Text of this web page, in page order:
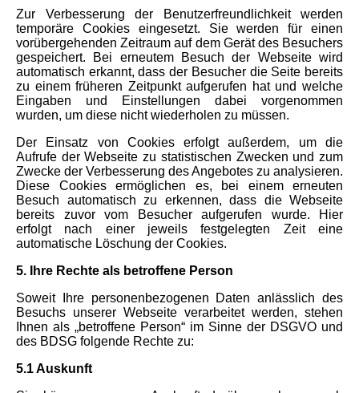
Zur Verbesserung der Benutzerfreundlichkeit werden
temporäre Cookies eingesetzt. Sie werden für einen
vorübergehenden Zeitraum auf dem Gerät des Besuchers
gespeichert. Bei erneutem Besuch der Webseite wird
automatisch erkannt, dass der Besucher die Seite bereits
zu einem früheren Zeitpunkt aufgerufen hat und welche
Eingaben und Einstellungen dabei vorgenommen
wurden, um diese nicht wiederholen zu müssen.
Der Einsatz von Cookies erfolgt außerdem, um die
Aufrufe der Webseite zu statistischen Zwecken und zum
Zwecke der Verbesserung des Angebotes zu analysieren.
Diese Cookies ermöglichen es, bei einem erneuten
Besuch automatisch zu erkennen, dass die Webseite
bereits zuvor vom Besucher aufgerufen wurde. Hier
erfolgt nach einer jeweils festgelegten Zeit eine
automatische Löschung der Cookies.
5. Ihre Rechte als betroffene Person
Soweit Ihre personenbezogenen Daten anlässlich des
Besuchs unserer Webseite verarbeitet werden, stehen
Ihnen als „betroffene Person“ im Sinne der DSGVO und
des BDSG folgende Rechte zu:
5.1 Auskunft